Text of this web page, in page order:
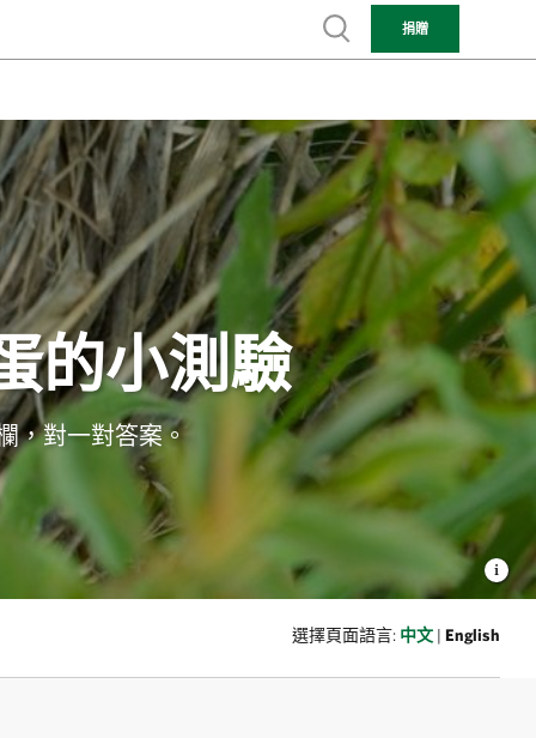
Show search
捐贈
的小測驗
，對一對答案。
選擇頁面語言: 中文 | English